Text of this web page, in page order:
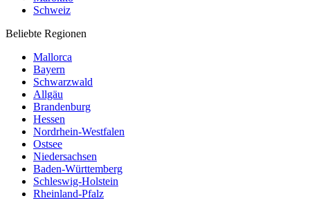
Schweiz
Beliebte Regionen
Mallorca
Bayern
Schwarzwald
Allgäu
Brandenburg
Hessen
Nordrhein-Westfalen
Ostsee
Niedersachsen
Baden-Württemberg
Schleswig-Holstein
Rheinland-Pfalz